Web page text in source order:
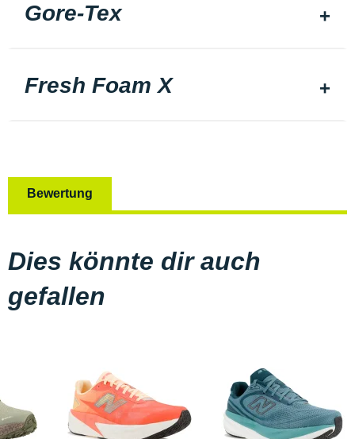
Gore-Tex
Fresh Foam X
Bewertung
Dies könnte dir auch
gefallen